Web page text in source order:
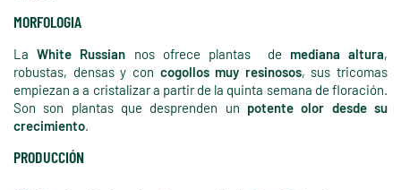
MORFOLOGIA
La White Russian nos ofrece plantas de mediana altura,
robustas, densas y con cogollos muy resinosos, sus tricomas
empiezan a a cristalizar a partir de la quinta semana de floración.
Son son plantas que desprenden un potente olor desde su
crecimiento.
PRODUCCIÓN